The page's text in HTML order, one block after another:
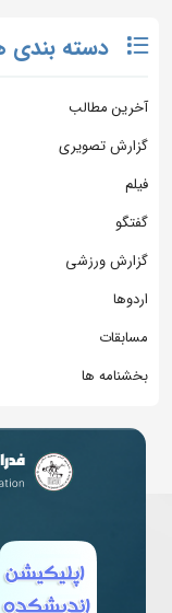
دسته بندی
آخرین مطالب
گزارش تصویری
فیلم
گفتگو
گزارش ورزشی
اردوها
مسابقات
بخشنامه ها